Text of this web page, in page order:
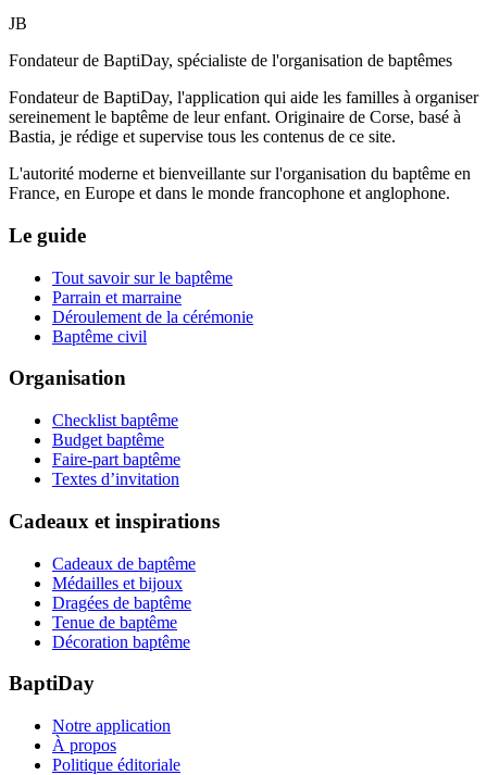
JB
Fondateur de BaptiDay, spécialiste de l'organisation de baptêmes
Fondateur de BaptiDay, l'application qui aide les familles à organiser
sereinement le baptême de leur enfant. Originaire de Corse, basé à
Bastia, je rédige et supervise tous les contenus de ce site.
L'autorité moderne et bienveillante sur l'organisation du baptême en
France, en Europe et dans le monde francophone et anglophone.
Le guide
Tout savoir sur le baptême
Parrain et marraine
Déroulement de la cérémonie
Baptême civil
Organisation
Checklist baptême
Budget baptême
Faire-part baptême
Textes d’invitation
Cadeaux et inspirations
Cadeaux de baptême
Médailles et bijoux
Dragées de baptême
Tenue de baptême
Décoration baptême
BaptiDay
Notre application
À propos
Politique éditoriale